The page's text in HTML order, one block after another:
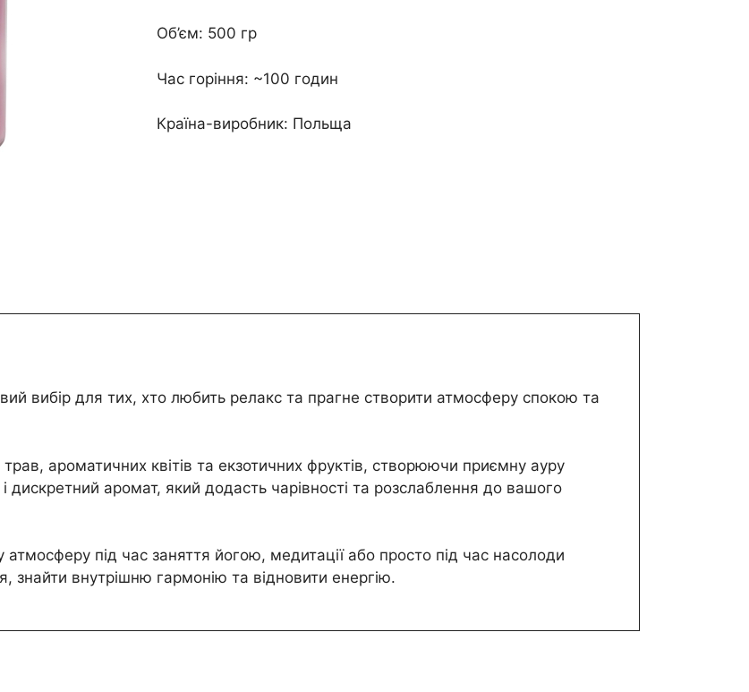
Об’єм: 500 гр
Час горіння: ~100 годин
Країна-виробник: Польща
вибір для тих, хто любить релакс та прагне створити атмосферу спокою та
ароматичних квітів та екзотичних фруктів, створюючи приємну ауру
дискретний аромат, який додасть чарівності та розслаблення до вашого
під час заняття йогою, медитації або просто під час насолоди
внутрішню гармонію та відновити енергію.